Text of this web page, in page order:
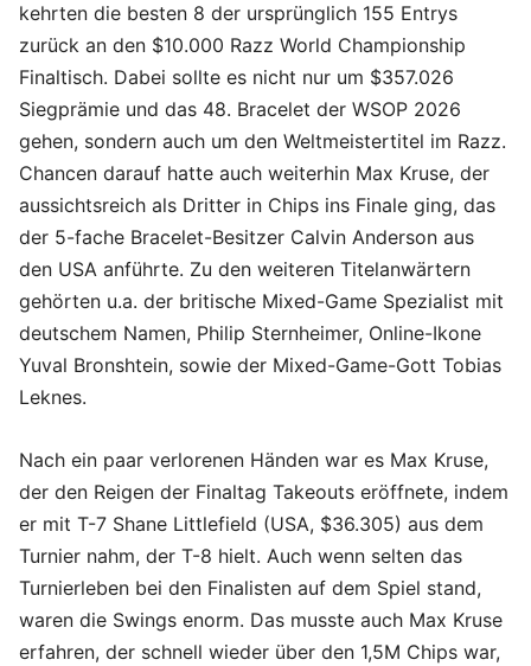
kehrten die besten 8 der ursprünglich 155 Entrys
zurück an den $10.000 Razz World Championship
Finaltisch. Dabei sollte es nicht nur um $357.026
Siegprämie und das 48. Bracelet der WSOP 2026
gehen, sondern auch um den Weltmeistertitel im Razz.
Chancen darauf hatte auch weiterhin Max Kruse, der
aussichtsreich als Dritter in Chips ins Finale ging, das
der 5-fache Bracelet-Besitzer Calvin Anderson aus
den USA anführte. Zu den weiteren Titelanwärtern
gehörten u.a. der britische Mixed-Game Spezialist mit
deutschem Namen, Philip Sternheimer, Online-Ikone
Yuval Bronshtein, sowie der Mixed-Game-Gott Tobias
Leknes.
Nach ein paar verlorenen Händen war es Max Kruse,
der den Reigen der Finaltag Takeouts eröffnete, indem
er mit T-7 Shane Littlefield (USA, $36.305) aus dem
Turnier nahm, der T-8 hielt. Auch wenn selten das
Turnierleben bei den Finalisten auf dem Spiel stand,
waren die Swings enorm. Das musste auch Max Kruse
erfahren, der schnell wieder über den 1,5M Chips war,